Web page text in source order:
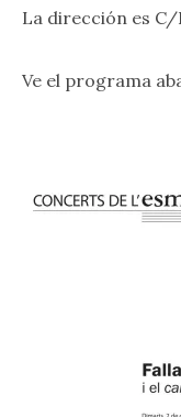
La dirección es C/
Ve el programa